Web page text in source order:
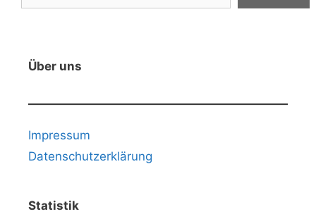
Über uns
Impressum
Datenschutzerklärung
Statistik